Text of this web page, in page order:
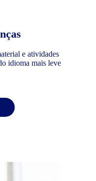
e atividades
idioma mais leve